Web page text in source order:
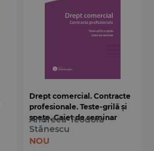
Drept comercial. Contracte
profesionale. Teste-grilă și
spețe. Caiet de seminar
Andreea-Teodora
Stănescu
NOU